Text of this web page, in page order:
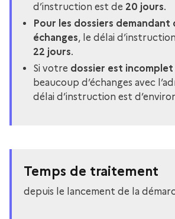
d’instruction est de 20 jours.
Pour les dossiers demandant
échanges, le délai
22 jours.
Si votre dossier est incomplet
beaucoup d’échanges avec
délai d’instruction est
Temps de traitement
depuis le lancement de la